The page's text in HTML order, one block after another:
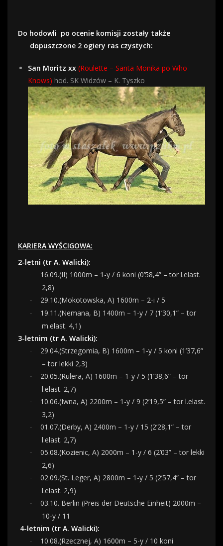
Do hodowli po ocenie komisji zostały także
dopuszczone 2 ogiery ras czystych:
San Moritz xx (Roulette – Santa Monika po Who
Knows) hod. SK Widzów – K. Tyszko
KARIERA WYŚCIGOWA:
2-letni (tr A. Walicki):
·
16.09.(II) 1000m – 1-y / 6 koni (0’58,4” – tor l.elast.
2,8)
· 29.10.(Mokotowska, A) 1600m – 2-i / 5
·
19.11.(Nemana, B) 1400m – 1-y / 7 (1’30,1” – tor
m.elast. 4,1)
3-letnim (tr A. Walicki):
·
29.04.(Strzegomia, B) 1600m – 1-y / 5 koni (1’37,6”
– tor lekki 2,3)
·
20.05.(Rulera, A) 1600m – 1-y / 5 (1’38,6” – tor
l.elast. 2,7)
·
10.06.(Iwna, A) 2200m – 1-y / 9 (2’19,5” – tor l.elast.
3,2)
·
01.07.(Derby, A) 2400m – 1-y / 15 (2’28,1” – tor
l.elast. 2,7)
·
05.08.(Kozienic, A) 2000m – 1-y / 6 (2’03” – tor lekki
2,6)
·
02.09.(St. Leger, A) 2800m – 1-y / 5 (2’57,4” – tor
l.elast. 2,9)
·
03.10. Berlin (Preis der Deutsche Einheit) 2000m –
10-y / 11
4-letnim (tr A. Walicki):
·
10.08.(Rzecznej, A) 1600m – 5-y / 10 koni